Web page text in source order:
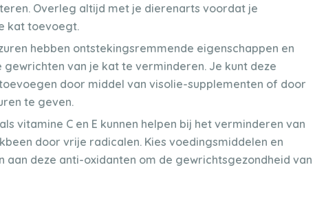
Overleg altijd met je dierenarts voordat je
kat toevoegt.
hebben ontstekingsremmende eigenschappen en
gewrichten van je kat te verminderen. Je kunt deze
door middel van visolie-supplementen of door
te geven.
vitamine C en E kunnen helpen bij het verminderen van
door vrije radicalen. Kies voedingsmiddelen en
aan deze anti-oxidanten om de gewrichtsgezondheid van